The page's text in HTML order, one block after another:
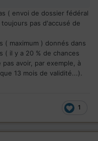
( envoi de dossier fédéral
pas d'accusé de
( maximum ) donnés dans
( il y a 20 % de chances
avoir, par exemple, à
13 mois de validité...).
1